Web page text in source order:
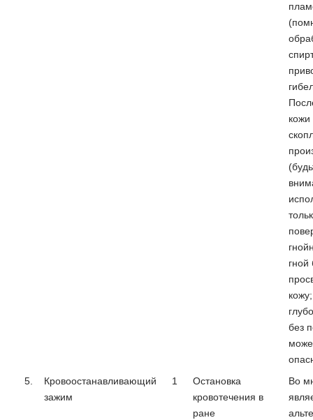
гной
без
5.
Кровоостанавливающий
зажим
1
Остановка
кровотечения в
ране
Во